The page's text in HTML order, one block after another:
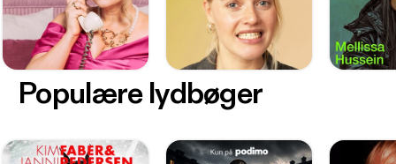
Populære lydbøger